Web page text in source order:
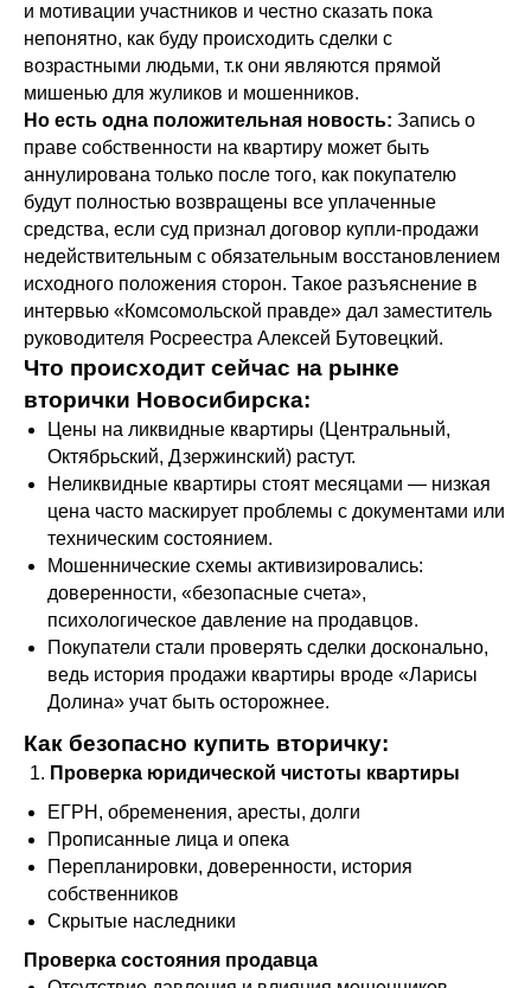
и мотивации участников и честно сказать пока
непонятно, как буду происходить сделки с
возрастными людьми, т.к они являются прямой
мишенью для жуликов и мошенников.
Но есть одна положительная новость: Запись о
праве собственности на квартиру может быть
аннулирована только после того, как покупателю
будут полностью возвращены все уплаченные
средства, если суд признал договор купли‑продажи
недействительным с обязательным восстановлением
исходного положения сторон. Такое разъяснение в
интервью «Комсомольской правде» дал заместитель
руководителя Росреестра Алексей Бутовецкий.
Что происходит сейчас на рынке
вторички Новосибирска:
Цены на ликвидные квартиры (Центральный,
Октябрьский, Дзержинский) растут.
Неликвидные квартиры стоят месяцами — низкая
цена часто маскирует проблемы с документами или
техническим состоянием.
Мошеннические схемы активизировались:
доверенности, «безопасные счета»,
психологическое давление на продавцов.
Покупатели стали проверять сделки досконально,
ведь история продажи квартиры вроде «Ларисы
Долина» учат быть осторожнее.
Как безопасно купить вторичку:
Проверка юридической чистоты квартиры
ЕГРН, обременения, аресты, долги
Прописанные лица и опека
Перепланировки, доверенности, история
собственников
Скрытые наследники
Проверка состояния продавца